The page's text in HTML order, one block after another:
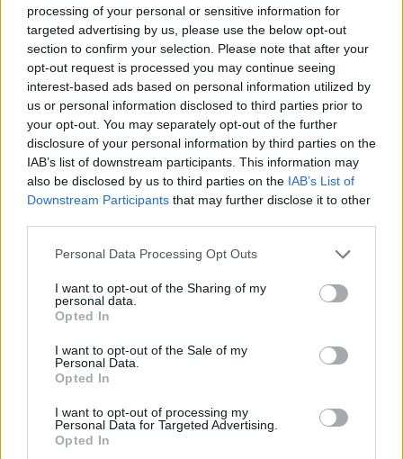
processing of your personal or sensitive information for
targeted advertising by us, please use the below opt-out
section to confirm your selection. Please note that after your
opt-out request is processed you may continue seeing
interest-based ads based on personal information utilized by
us or personal information disclosed to third parties prior to
your opt-out. You may separately opt-out of the further
disclosure of your personal information by third parties on the
IAB’s list of downstream participants. This information may
also be disclosed by us to third parties on the IAB’s List of
Downstream Participants that may further disclose it to other
Please note that this website/app uses one or more Google
not limited to your visit or usage behaviour. You may click to
grant or deny consent to Google and its third-party tags to
use your data for below specified purposes in below Google
consent section.
Personal Data Processing Opt Outs
I want to opt-out of the Sharing of my
personal data.
Opted In
I want to opt-out of the Sale of my
Personal Data.
Opted In
I want to opt-out of processing my
Personal Data for Targeted Advertising.
Opted In
Itt állítsd be, hogy az RTL.hu az elsők között
legyen a Google-találatokban!
Kövess minket, és értesülj a friss hírekről a
Facebookon is!
Követem